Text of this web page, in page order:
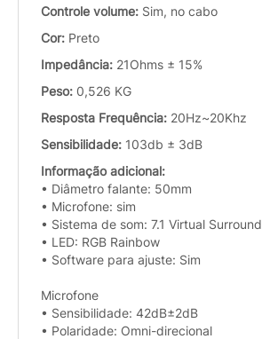
Controle volume: Sim, no cabo
Cor: Preto
Impedância: 21Ohms ± 15%
Peso: 0,526 KG
Resposta Frequência: 20Hz~20Khz
Sensibilidade: 103db ± 3dB
Informação adicional:
• Diâmetro falante: 50mm
• Microfone: sim
• Sistema de som: 7.1 Virtual Surround
• LED: RGB Rainbow
• Software para ajuste: Sim
Microfone
• Sensibilidade: 42dB±2dB
• Polaridade: Omni-direcional